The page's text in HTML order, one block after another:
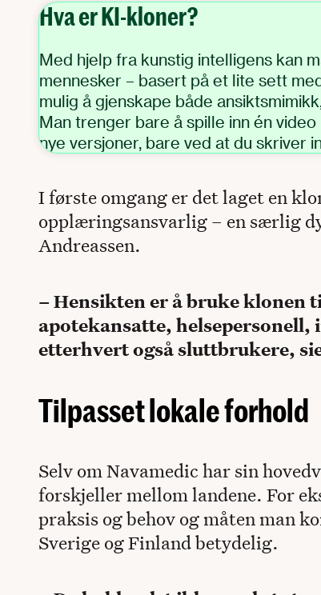
Hva er KI-kloner?
Med hjelp fra kunstig intelligens kan
mennesker – basert på et lite sett
mulig å gjenskape både
Man trenger bare å spille inn én
nye versjoner, bare ved at du skriver
I første omgang er det laget en
opplæringsansvarlig – en særlig
Andreassen.
– Hensikten er å bruke
apotekansatte, helsepersonell,
etterhvert også sluttbrukere,
Tilpasset lokale forhold
Selv om Navamedic har sin
forskjeller mellom landene. For
praksis og behov og måten man
Sverige og Finland betydelig.